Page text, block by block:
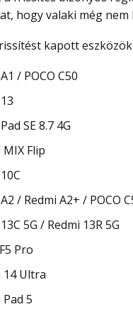
hogy valaki még nem
kapott
/ POCO C50
SE 8.7 4G
Flip
/ Redmi A2+ / POCO
5G / Redmi 13R 5G
Pro
14 Ultra
5